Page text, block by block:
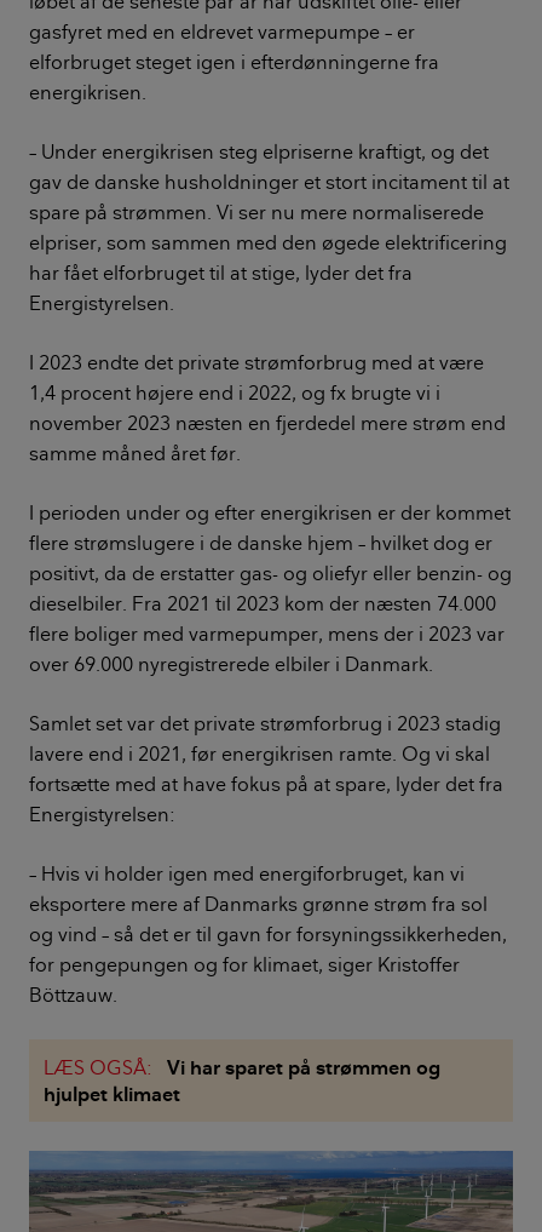
gasfyret med en eldrevet varmepumpe – er
elforbruget steget igen i efterdønningerne fra
energikrisen.
– Under energikrisen steg elpriserne kraftigt, og det
gav de danske husholdninger et stort incitament til at
spare på strømmen. Vi ser nu mere normaliserede
elpriser, som sammen med den øgede elektrificering
har fået elforbruget til at stige, lyder det fra
Energistyrelsen.
I 2023 endte det private strømforbrug med at være
1,4 procent højere end i 2022, og fx brugte vi i
november 2023 næsten en fjerdedel mere strøm end
samme måned året før.
I perioden under og efter energikrisen er der kommet
flere strømslugere i de danske hjem – hvilket dog er
positivt, da de erstatter gas- og oliefyr eller benzin- og
dieselbiler. Fra 2021 til 2023 kom der næsten 74.000
flere boliger med varmepumper, mens der i 2023 var
over 69.000 nyregistrerede elbiler i Danmark.
Samlet set var det private strømforbrug i 2023 stadig
lavere end i 2021, før energikrisen ramte. Og vi skal
fortsætte med at have fokus på at spare, lyder det fra
Energistyrelsen:
– Hvis vi holder igen med energiforbruget, kan vi
eksportere mere af Danmarks grønne strøm fra sol
og vind – så det er til gavn for forsyningssikkerheden,
for pengepungen og for klimaet, siger Kristoffer
Böttzauw.
LÆS OGSÅ:
Vi har sparet på strømmen og
hjulpet klimaet